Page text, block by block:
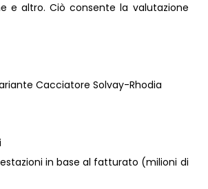
e altro. Ciò consente la valutazione
Cacciatore Solvay-Rhodia
in base al fatturato (milioni di